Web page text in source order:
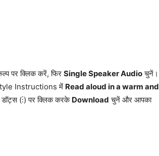
पर क्लिक करें, फिर Single Speaker Audioचुनें।
Instructions में Read aloud in a warm and
डॉट्स (⋮) पर क्लिक करके Download चुनें और आपका